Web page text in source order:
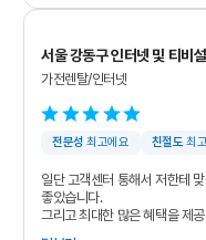
서울 강동구 인터넷 및 티비
가전렌탈/인터넷
전문성 최고에요 친절도 최
일단 고객센터 통해서 저한테
좋았습니다.
그리고 최대한 많은 혜택을 제